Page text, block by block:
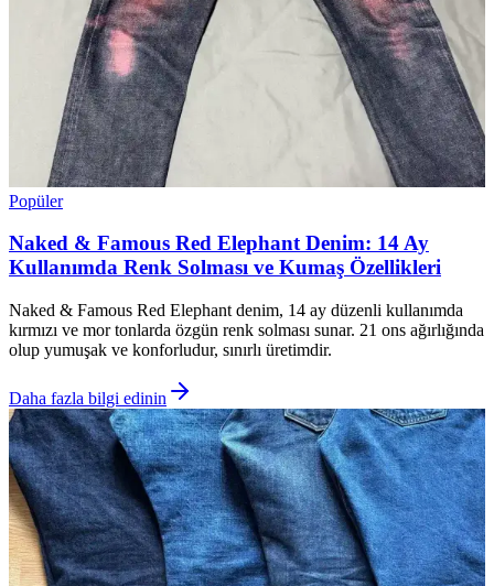
Popüler
Naked & Famous Red Elephant Denim: 14 Ay
Kullanımda Renk Solması ve Kumaş Özellikleri
Naked & Famous Red Elephant denim, 14 ay düzenli kullanımda
kırmızı ve mor tonlarda özgün renk solması sunar. 21 ons ağırlığında
olup yumuşak ve konforludur, sınırlı üretimdir.
Daha fazla bilgi edinin